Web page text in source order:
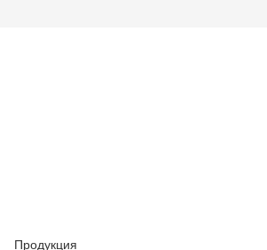
Продукция